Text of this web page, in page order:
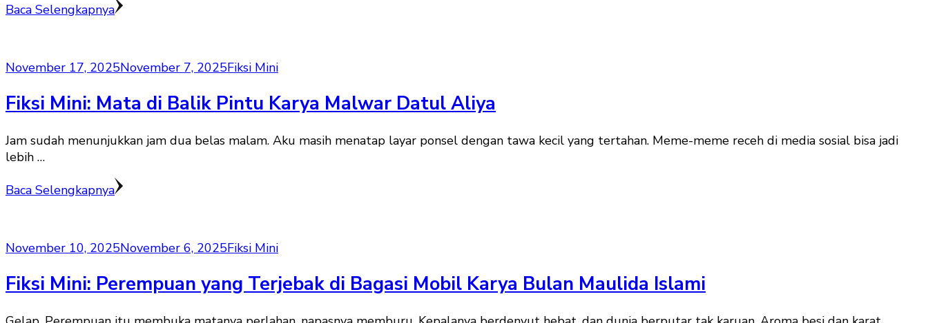
Baca Selengkapnya
November 17, 2025November 7, 2025Fiksi Mini
Fiksi Mini: Mata di Balik Pintu Karya Malwar Datul Aliya
Jam sudah menunjukkan jam dua belas malam. Aku masih menatap layar ponsel dengan tawa kecil yang tertahan. Meme-meme receh di media sosial bisa jadi
lebih …
Baca Selengkapnya
November 10, 2025November 6, 2025Fiksi Mini
Fiksi Mini: Perempuan yang Terjebak di Bagasi Mobil Karya Bulan Maulida Islami